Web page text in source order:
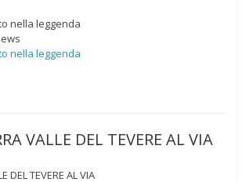
nella leggenda
nella leggenda
VALLE DEL TEVERE AL VIA
DEL TEVERE AL VIA